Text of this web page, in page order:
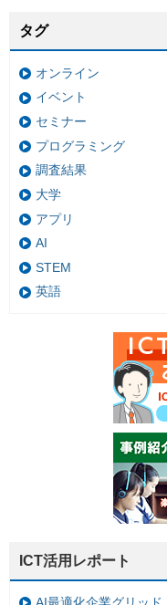
タグ
オンライン
イベント
セミナー
プログラミング
調査結果
大学
アプリ
AI
STEM
英語
ICT活用レポート